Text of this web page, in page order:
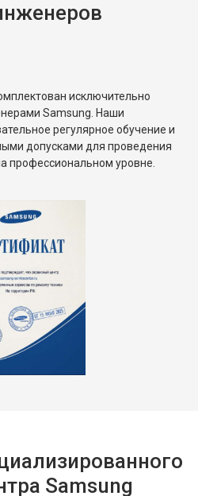
исключительно
Samsung. Наши
регулярное обучение и
допусками для проведения
профессиональном уровне.
Samsung